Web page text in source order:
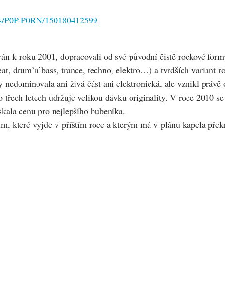
P0RN/150180412599
k roku 2001, dopracovali od své původní čistě rockové
drum’n’bass, trance, techno, elektro…) a tvrdších variant
ani živá část ani elektronická, ale vznikl
třech letech udržuje velikou dávku originality. V roce 2010
cenu pro nejlepšího bubeníka.
které vyjde v příštím roce a kterým má v plánu kapela